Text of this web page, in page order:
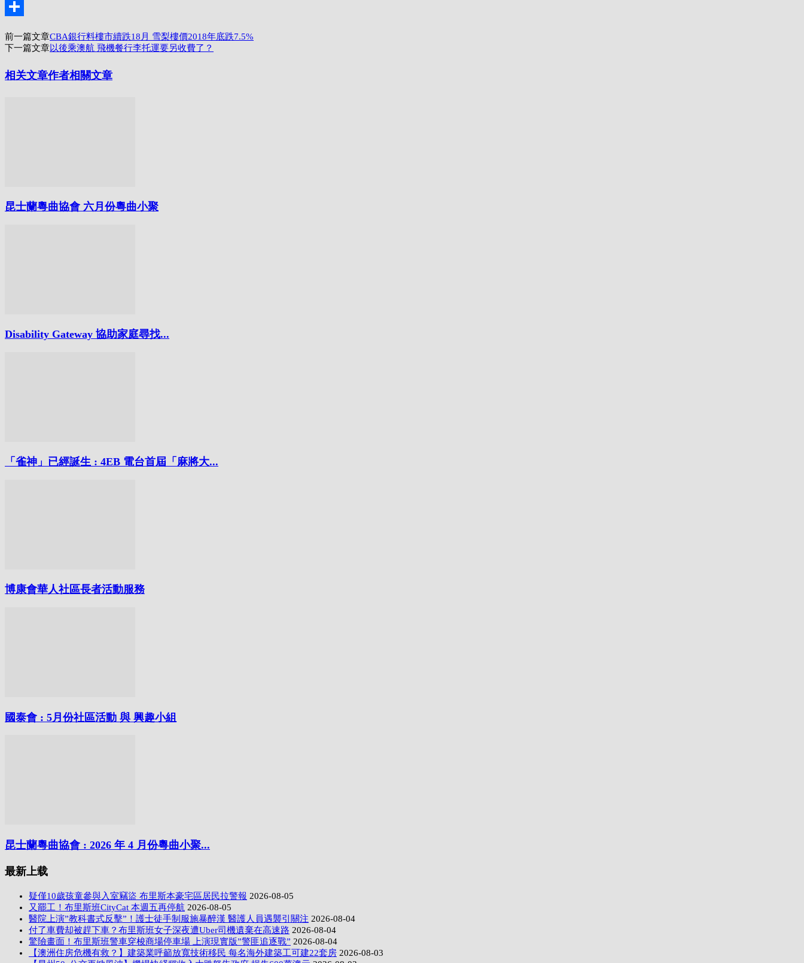
Copy
享
前一篇文章CBA銀行料樓市續跌18月 雪梨樓價2018年底跌7.5%
下一篇文章以後乘澳航 飛機餐行李托運要另收費了？
相关文章作者相關文章
昆士蘭粵曲協會 六月份粵曲小聚
Disability Gateway 協助家庭尋找...
「雀神」已經誕生 : 4EB 電台首屆「麻將大...
博康會華人社區長者活動服務
國泰會 : 5月份社區活動 與 興趣小組
昆士蘭粵曲協會 : 2026 年 4 月份粵曲小聚...
最新上载
疑僅10歲孩童參與入室竊盜 布里斯本豪宅區居民拉警報 2026-08-05
又罷工！布里斯班CityCat 本週五再停航 2026-08-05
醫院上演”教科書式反擊”！護士徒手制服施暴醉漢 醫護人員遇襲引關注 2026-08-04
付了車費却被趕下車？布里斯班女子深夜遭Uber司機遺棄在高速路 2026-08-04
驚險畫面！布里斯班警車穿梭商場停車場 上演現實版”警匪追逐戰” 2026-08-04
【澳洲住房危機有救？】建築業呼籲放寬技術移民 每名海外建築工可建22套房 2026-08-03